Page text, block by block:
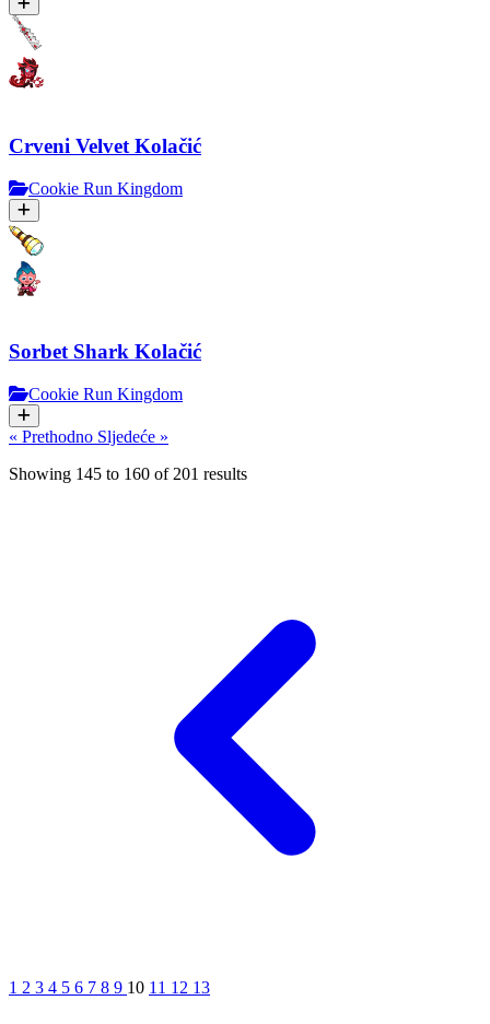
Crveni Velvet Kolačić
Cookie Run Kingdom
Sorbet Shark Kolačić
Cookie Run Kingdom
« Prethodno Sljedeće »
Showing 145 to 160 of 201 results
1 2 3 4 5 6 7 8 9 10 11 12 13